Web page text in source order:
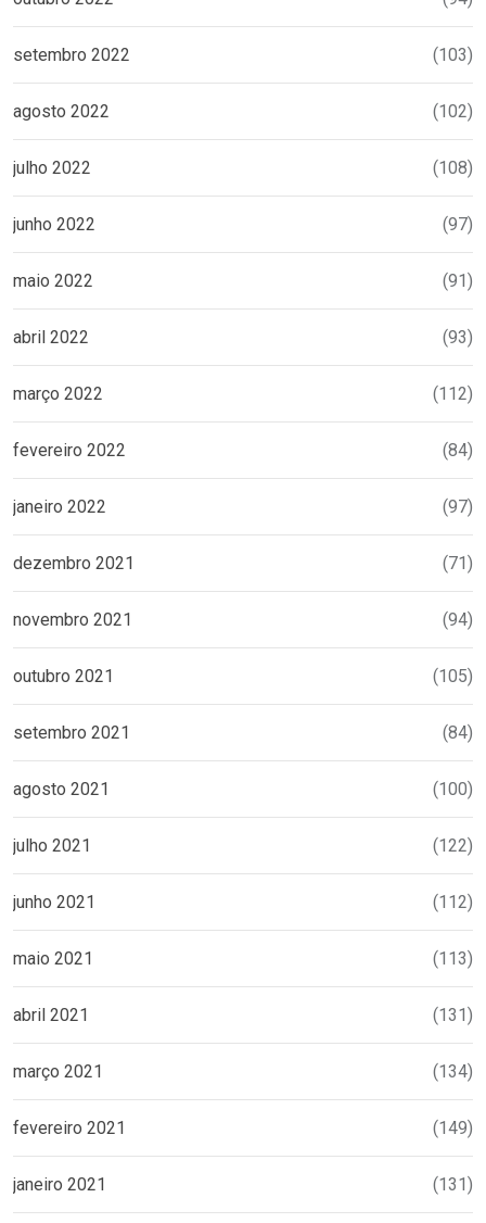
setembro 2022 (103)
agosto 2022 (102)
julho 2022 (108)
junho 2022 (97)
maio 2022 (91)
abril 2022 (93)
março 2022 (112)
fevereiro 2022 (84)
janeiro 2022 (97)
dezembro 2021 (71)
novembro 2021 (94)
outubro 2021 (105)
setembro 2021 (84)
agosto 2021 (100)
julho 2021 (122)
junho 2021 (112)
maio 2021 (113)
abril 2021 (131)
março 2021 (134)
fevereiro 2021 (149)
janeiro 2021 (131)